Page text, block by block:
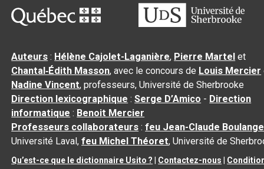
Auteurs : Hélène Cajolet-Laganière, Pierre Martel et
Chantal‑Édith Masson, avec le concours de Louis Mercier
Nadine Vincent, professeurs, Université de Sherbrooke
Direction lexicographique :Serge D’Amico - Direction
informatique : Benoit Mercier
Professeurs collaborateurs :feu Jean-Claude
Université Laval,feu Michel Théoret, Université de
Qu’est-ce que le dictionnaire Usito ? Contactez-nous